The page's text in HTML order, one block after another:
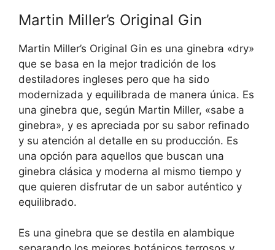
Martin Miller’s Original Gin
Martin Miller’s Original Gin es una ginebra «dry»
que se basa en la mejor tradición de los
destiladores ingleses pero que ha sido
modernizada y equilibrada de manera única. Es
una ginebra que, según Martin Miller, «sabe a
ginebra», y es apreciada por su sabor refinado
y su atención al detalle en su producción. Es
una opción para aquellos que buscan una
ginebra clásica y moderna al mismo tiempo y
que quieren disfrutar de un sabor auténtico y
equilibrado.
Es una ginebra que se destila en alambique